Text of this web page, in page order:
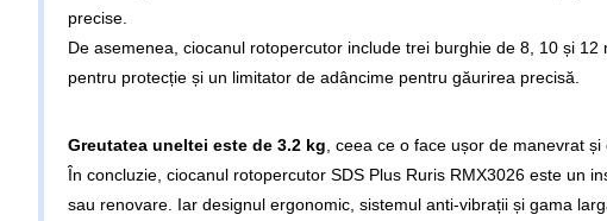
precise.
De asemenea, ciocanul rotopercutor include trei burghie de 8, 10 și
pentru protecție și un limitator de adâncime pentru găurirea precisă.
Greutatea uneltei este de 3.2 kg , ceea ce o face ușor de manevrat
În concluzie, ciocanul rotopercutor SDS Plus Ruris RMX3026 este un
sau renovare. Iar designul ergonomic, sistemul anti-vibrații și gama